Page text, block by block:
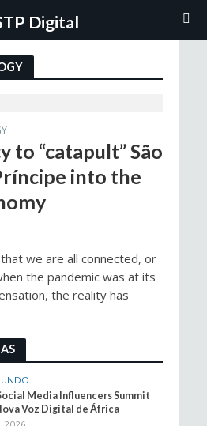
to “catapult” São
into the
we are all connected, or
the pandemic was at its
the reality has
Media Influencers Summit
Voz Digital de África